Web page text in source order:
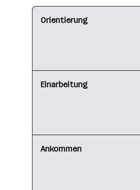
Orientierung
Einarbeitung
Ankommen